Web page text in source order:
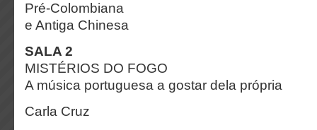
Pré-Colombiana
e Antiga Chinesa
SALA 2
MISTÉRIOS DO FOGO
A música portuguesa a gostar dela própria
Carla Cruz